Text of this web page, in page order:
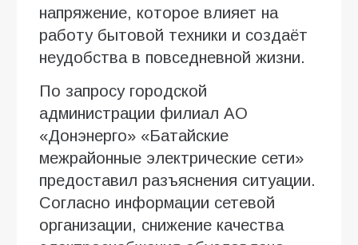
напряжение, которое влияет на
работу бытовой техники и создаёт
неудобства в повседневной жизни.
По запросу городской
администрации филиал АО
«Донэнерго» «Батайские
межрайонные электрические сети»
предоставил разъяснения ситуации.
Согласно информации сетевой
организации, снижение качества